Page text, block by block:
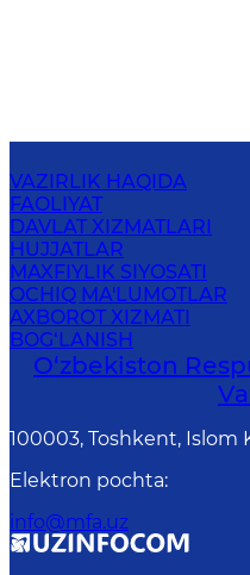
VAZIRLIK HAQIDA
FAOLIYAT
DAVLAT XIZMATLARI
HUJJATLAR
MAXFIYLIK SIYOSATI
OCHIQ MA'LUMOTLAR
AXBOROT XIZMATI
BOG‘LANISH
O‘zbеkistоn
100003, Toshkent, Islom
Elektron pochta:
info@mfa.uz